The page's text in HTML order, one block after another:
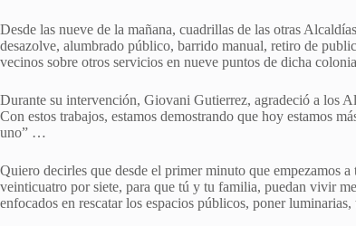
Desde las nueve de la mañana, cuadrillas de las otras
desazolve, alumbrado público, barrido manual, retiro de
vecinos sobre otros servicios en nueve puntos de dicha
Durante su intervención, Giovani Gutierrez, agradeció a los
Con estos trabajos, estamos demostrando que hoy estamos
uno” …
Quiero decirles que desde el primer minuto que empezamos
veinticuatro por siete, para que tú y tu familia, puedan vivir
enfocados en rescatar los espacios públicos, poner